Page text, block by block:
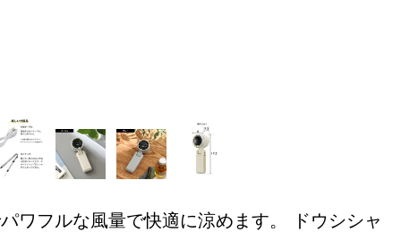
ワフルな風量で快適に涼めます。
ドウシシャ